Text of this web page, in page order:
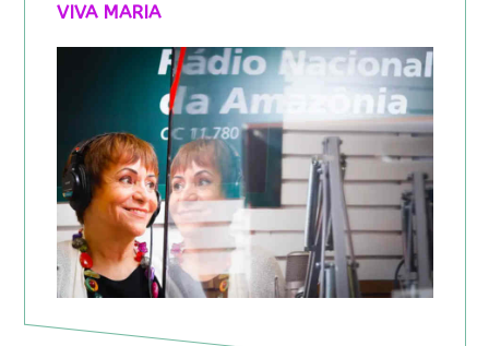
VIVA MARIA